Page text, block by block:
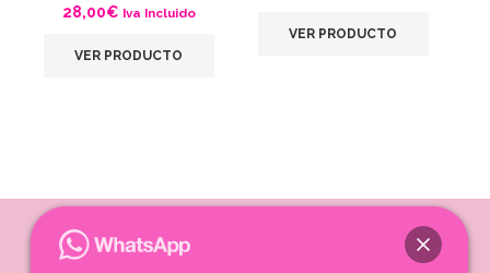
28,00€ Iva Incluido
VER PRODUCTO
VER PRODUCTO